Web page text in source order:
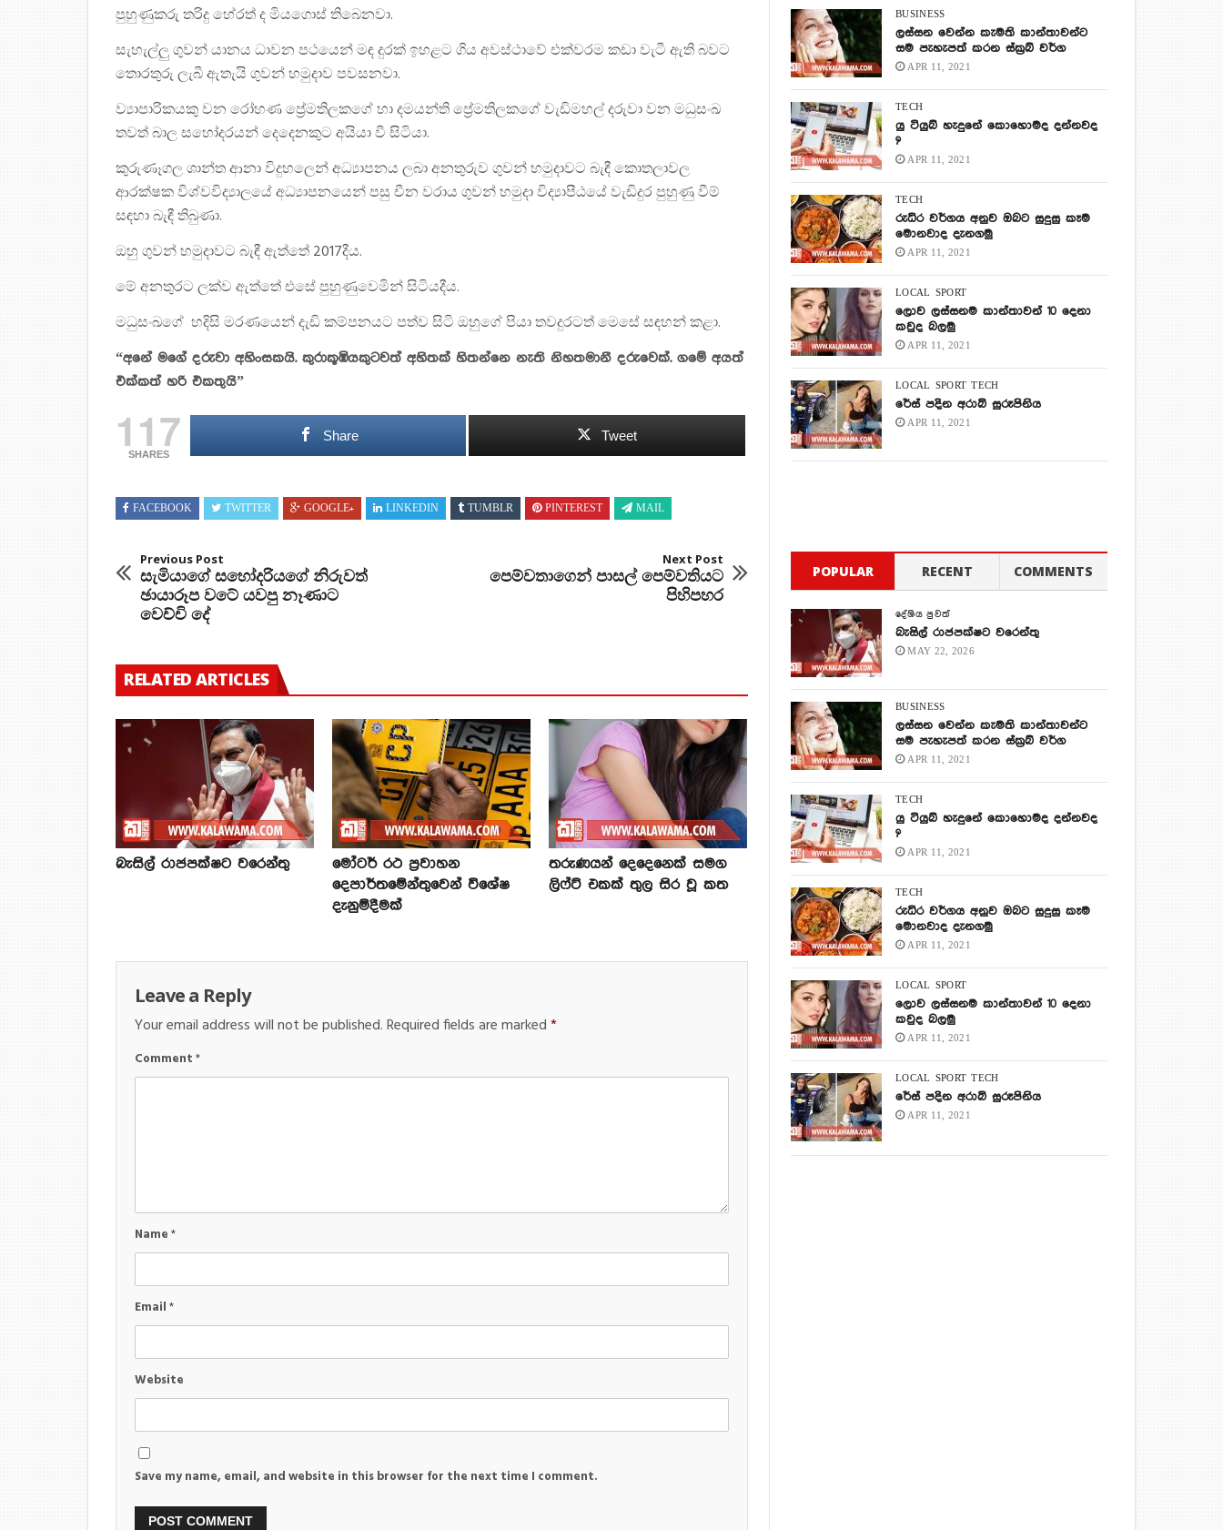
පුහුණුකරු තරිදු හේරත් ද මියගොස් තිබෙනවා.
සැහැල්ලු ගුවන් යානය ධාවන පථයෙන් මඳ දුරක් ඉහළට ගිය අවස්ථාවේ එක්වරම කඩා වැටී ඇති බවට
තොරතුරු ලැබී ඇතැයි ගුවන් හමුදාව පවසනවා.
ව්‍යාපාරිකයකු වන රෝහණ ප්‍රේමතිලකගේ හා දමයන්ති ප්‍රේමතිලකගේ වැඩිමහල් දරුවා වන මධුසංඛ
තවත් බාල සහෝදරයන් දෙදෙනකුට අයියා වී සිටියා.
කුරුණෑගල ශාන්ත ආනා විදුහලෙන් අධ්‍යාපනය ලබා අනතුරුව ගුවන් හමුදාවට බැඳී කොතලාවල
ආරක්ෂක විශ්වවිද්‍යාලයේ අධ්‍යාපනයෙන් පසු චීන වරාය ගුවන් හමුදා විද්‍යාපීඨයේ වැඩිදුර පුහුණු වීම්
සඳහා බැඳී තිබුණා.
ඔහු ගුවන් හමුදාවට බැඳී ඇත්තේ 2017දීය.
මේ අනතුරට ලක්ව ඇත්තේ එසේ පුහුණුවෙමින් සිටියදීය.
මධුසංඛගේ හදිසි මරණයෙන් දැඩි කම්පනයට පත්ව සිටි ඔහුගේ පියා තවදුරටත් මෙසේ සඳහන් කළා.
“අනේ මගේ දරුවා අහිංසකයි. කුරාකූඹියකුටවත් අහිතක් හිතන්නෙ නැති නිහතමානී දරුවෙක්. ගමේ අයත්
එක්කත් හරි එකතුයි”
117
SHARES
Share Tweet
FACEBOOK TWITTER GOOGLE+ LINKEDIN TUMBLR PINTEREST MAIL
Previous Post
සැමියාගේ සහෝදරියගේ නිරුවත්
ඡායාරූප වටේ යවපු නෑණාට
වෙච්චි දේ
Next Post
පෙම්වතාගෙන් පාසල් පෙම්වතියට
පිහිපහර
RELATED ARTICLES
බැසිල් රාජපක්ෂට වරෙන්තු
මෝටර් රථ ප්‍රවාහන
දෙපාර්තමේන්තුවෙන් විශේෂ
දැනුම්දීමක්
තරුණයන් දෙදෙනෙක් සමග
ලිෆ්ට් එකක් තුල සිර වූ කත
Leave a Reply
Your email address will not be published.Required fields are marked*
Comment*
Name*
Email*
Website
Save my name, email, and website in this browser for the next time I comment.
BUSINESS
ලස්සන වෙන්න කැමති කාන්තාවන්ට
සම පැහැපත් කරන ස්ක්‍රබ් වර්ග
APR 11, 2021
TECH
යු ටියුබ් හැදුනේ කොහොමද දන්නවද
?
APR 11, 2021
TECH
රුධිර වර්ගය අනුව ඔබට සුදුසු කෑම
මොනවාද දැනගමු
APR 11, 2021
LOCAL SPORT
ලොව ලස්සනම කාන්තාවන් 10 දෙනා
කවුද බලමු
APR 11, 2021
LOCAL SPORT TECH
රේස් පදින අරාබි සුරූපිනිය
APR 11, 2021
POPULAR RECENT COMMENTS
දේශිය පුවත්
බැසිල් රාජපක්ෂට වරෙන්තු
MAY 22, 2026
BUSINESS
ලස්සන වෙන්න කැමති කාන්තාවන්ට
සම පැහැපත් කරන ස්ක්‍රබ් වර්ග
APR 11, 2021
TECH
යු ටියුබ් හැදුනේ කොහොමද දන්නවද
?
APR 11, 2021
TECH
රුධිර වර්ගය අනුව ඔබට සුදුසු කෑම
මොනවාද දැනගමු
APR 11, 2021
LOCAL SPORT
ලොව ලස්සනම කාන්තාවන් 10 දෙනා
කවුද බලමු
APR 11, 2021
LOCAL SPORT TECH
රේස් පදින අරාබි සුරූපිනිය
APR 11, 2021